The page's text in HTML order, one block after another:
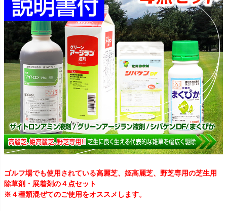
ゴルフ場でも使用されている高麗芝、姫高麗芝、野芝専用の芝生用
除草剤・展着剤の４点セット
※４種類混ぜてのご使用をオススメします。